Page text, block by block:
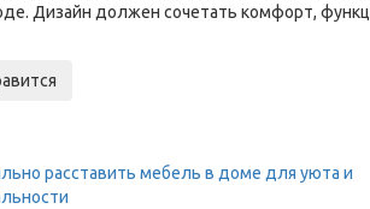
Дизайн должен сочетать комфорт,
расставить мебель в доме для уюта и